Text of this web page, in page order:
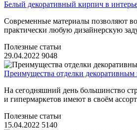
Белый декоративный кирпич в
Современные материалы позволяют
практически любую дизайнерскую
Полезные статьи
29.04.2022 9048
Преимущества отделки
На сегодняшний день большинство
и гипермаркетов имеют в своём
Полезные статьи
15.04.2022 5140